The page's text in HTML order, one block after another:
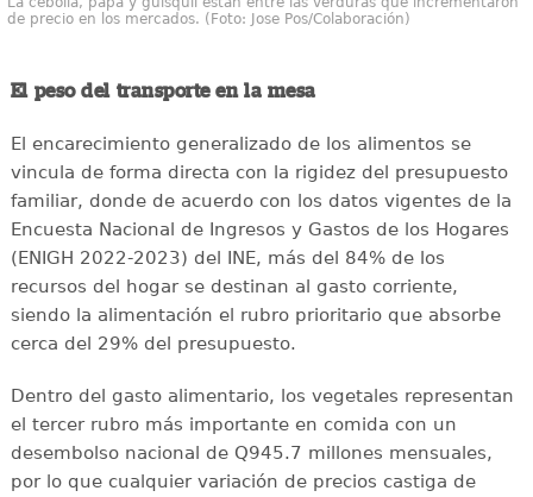
de precio en los mercados. (Foto: Jose Pos/Colaboración)
El peso del transporte en la mesa
El encarecimiento generalizado de los alimentos se
vincula de forma directa con la rigidez del presupuesto
familiar, donde de acuerdo con los datos vigentes de la
Encuesta Nacional de Ingresos y Gastos de los Hogares
(ENIGH 2022-2023) del INE, más del 84% de los
recursos del hogar se destinan al gasto corriente,
siendo la alimentación el rubro prioritario que absorbe
cerca del 29% del presupuesto.
Dentro del gasto alimentario, los vegetales representan
el tercer rubro más importante en comida con un
desembolso nacional de Q945.7 millones mensuales,
por lo que cualquier variación de precios castiga de